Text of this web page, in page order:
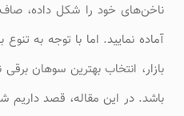
ناخن‌های خود را شکل داده،
آماده نمایید. اما با توجه به
بازار، انتخاب بهترین سوهان
باشد. در این مقاله، قصد داریم